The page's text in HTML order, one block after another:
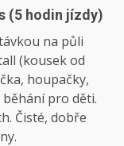
(5 hodin jízdy)
na půli
(kousek od
houpačky,
pro děti.
Čisté, dobře